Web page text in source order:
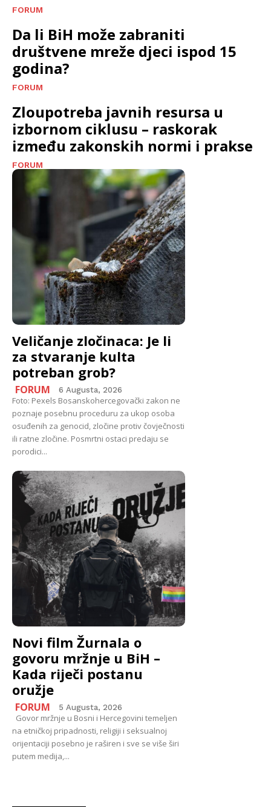
FORUM
Da li BiH može zabraniti
društvene mreže djeci ispod 15
godina?
FORUM
Zloupotreba javnih resursa u
izbornom ciklusu – raskorak
između zakonskih normi i prakse
FORUM
Veličanje zločinaca: Je li
za stvaranje kulta
potreban grob?
FORUM 6 Augusta, 2026
Foto: Pexels Bosanskohercegovački zakon ne
poznaje posebnu proceduru za ukop osoba
osuđenih za genocid, zločine protiv čovječnosti
ili ratne zločine. Posmrtni ostaci predaju se
porodici...
Novi film Žurnala o
govoru mržnje u BiH –
Kada riječi postanu
oružje
FORUM 5 Augusta, 2026
Govor mržnje u Bosni i Hercegovini temeljen
na etničkoj pripadnosti, religiji i seksualnoj
orijentaciji posebno je raširen i sve se više širi
putem medija,...